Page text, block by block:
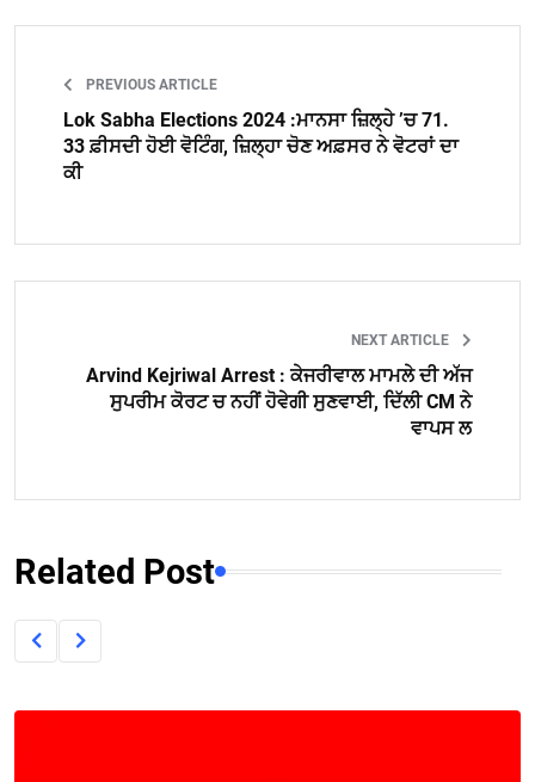
PREVIOUS ARTICLE
Lok Sabha Elections 2024 :ਮਾਨਸਾ ਜ਼ਿਲ੍ਹੇ ’ਚ 71.
33 ਫ਼ੀਸਦੀ ਹੋਈ ਵੋਟਿੰਗ, ਜ਼ਿਲ੍ਹਾ ਚੋਣ ਅਫ਼ਸਰ ਨੇ ਵੋਟਰਾਂ ਦਾ
ਕੀ
NEXT ARTICLE
Arvind Kejriwal Arrest : ਕੇਜਰੀਵਾਲ ਮਾਮਲੇ ਦੀ ਅੱਜ
ਸੁਪਰੀਮ ਕੋਰਟ ਚ ਨਹੀਂ ਹੋਵੇਗੀ ਸੁਣਵਾਈ, ਦਿੱਲੀ CM ਨੇ
ਵਾਪਸ ਲ
Related Post